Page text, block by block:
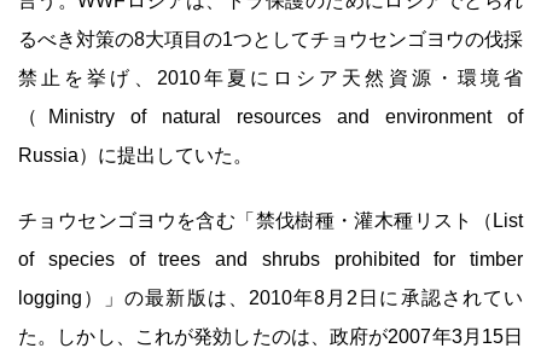
るべき対策の8大項目の1つとしてチョウセンゴヨウの伐採
禁止を挙げ、2010年夏にロシア天然資源・環境省
（Ministry of natural resources and environment of
Russia）に提出していた。
チョウセンゴヨウを含む「禁伐樹種・灌木種リスト（List
of species of trees and shrubs prohibited for timber
logging）」の最新版は、2010年8月2日に承認されてい
た。しかし、これが発効したのは、政府が2007年3月15日